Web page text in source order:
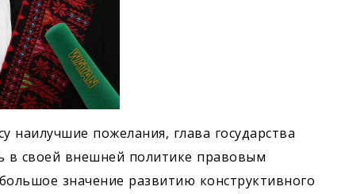
наилучшие пожелания, глава государства
в своей внешней политике правовым
значение развитию конструктивного